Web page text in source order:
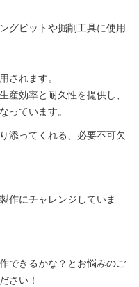
グビットや掘削工具に使用
されます。
産効率と耐久性を提供し、
っています。
添ってくれる、必要不可欠
作にチャレンジしていま
できるかな？とお悩みのご
さい！